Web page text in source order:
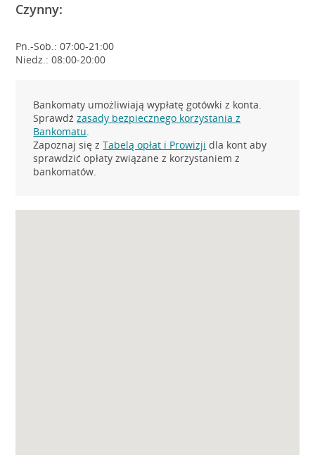
Czynny:
Pn.-Sob.: 07:00-21:00
Niedz.: 08:00-20:00
Bankomaty umożliwiają wypłatę gotówki z konta.
Sprawdźzasady bezpiecznego korzystania z
Bankomatu.
Zapoznaj się zTabelą opłat i Prowizji dla kont aby
sprawdzić opłaty związane z korzystaniem z
bankomatów.